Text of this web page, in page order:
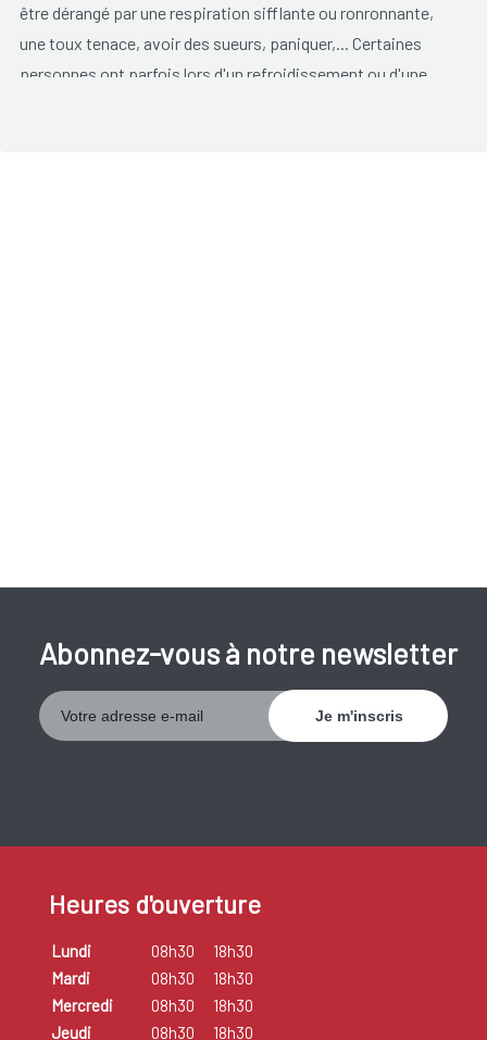
être dérangé par une respiration sifflante ou ronronnante,
une toux tenace, avoir des sueurs, paniquer,... Certaines
personnes ont parfois lors d'un refroidissement ou d'une
Abonnez-vous à notre newsletter
Heures d'ouverture
Lundi 08h30
18h30
Mardi
08h30
18h30
Mercredi
08h30
18h30
Jeudi
08h30
18h30